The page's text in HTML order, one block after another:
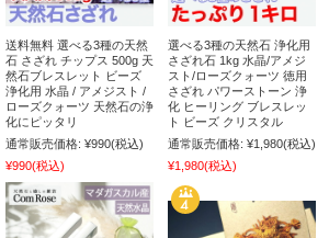
送料無料 選べる3種の天然
石 さざれ チップス 500g 天
然石ブレスレット ビーズ
浄化用 水晶 / アメジスト /
ローズクォーツ 天然石の浄
化にピッタリ
通常販売価格: ¥990(税込)
¥990(税込)
選べる3種の天然石 浄化用
さざれ石 1kg 水晶/アメジ
スト/ローズクォーツ 徳用
さざれ パワーストーン 浄
化 ヒーリング ブレスレッ
ト ビーズ クリスタル
通常販売価格: ¥1,980(税込)
¥1,980(税込)